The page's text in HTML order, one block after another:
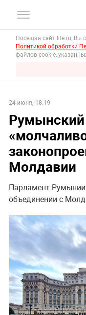
Посещая сайт life.ru, Вы
Политикой обработки
файлов cookie,
24 июня, 18:19
Молдавии
Парламент Румынии
объединении с